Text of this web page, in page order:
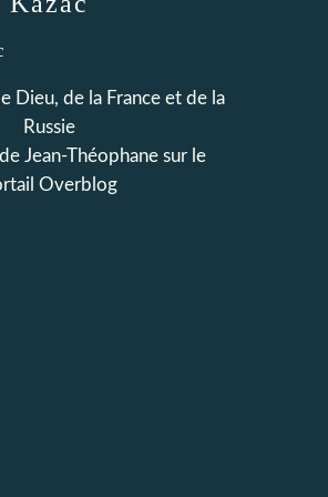
Dieu, de la France et de la
Russie
Jean-Théophanesur le
Overblog